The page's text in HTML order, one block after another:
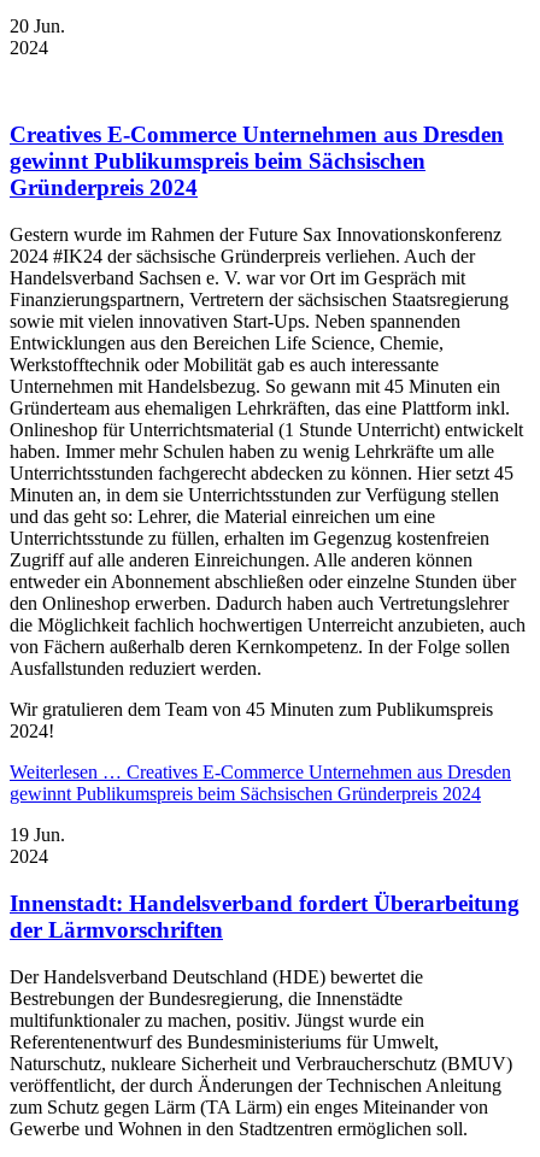
20 Jun.
2024
Creatives E-Commerce Unternehmen aus Dresden
gewinnt Publikumspreis beim Sächsischen
Gründerpreis 2024
Gestern wurde im Rahmen der Future Sax Innovationskonferenz
2024 #IK24 der sächsische Gründerpreis verliehen. Auch der
Handelsverband Sachsen e. V. war vor Ort im Gespräch mit
Finanzierungspartnern, Vertretern der sächsischen Staatsregierung
sowie mit vielen innovativen Start-Ups. Neben spannenden
Entwicklungen aus den Bereichen Life Science, Chemie,
Werkstofftechnik oder Mobilität gab es auch interessante
Unternehmen mit Handelsbezug. So gewann mit 45 Minuten ein
Gründerteam aus ehemaligen Lehrkräften, das eine Plattform inkl.
Onlineshop für Unterrichtsmaterial (1 Stunde Unterricht) entwickelt
haben. Immer mehr Schulen haben zu wenig Lehrkräfte um alle
Unterrichtsstunden fachgerecht abdecken zu können. Hier setzt 45
Minuten an, in dem sie Unterrichtsstunden zur Verfügung stellen
und das geht so: Lehrer, die Material einreichen um eine
Unterrichtsstunde zu füllen, erhalten im Gegenzug kostenfreien
Zugriff auf alle anderen Einreichungen. Alle anderen können
entweder ein Abonnement abschließen oder einzelne Stunden über
den Onlineshop erwerben. Dadurch haben auch Vertretungslehrer
die Möglichkeit fachlich hochwertigen Unterreicht anzubieten, auch
von Fächern außerhalb deren Kernkompetenz. In der Folge sollen
Ausfallstunden reduziert werden.
Wir gratulieren dem Team von 45 Minuten zum Publikumspreis
2024!
Weiterlesen … Creatives E-Commerce Unternehmen aus Dresden
gewinnt Publikumspreis beim Sächsischen Gründerpreis 2024
19 Jun.
2024
Innenstadt: Handelsverband fordert Überarbeitung
der Lärmvorschriften
Der Handelsverband Deutschland (HDE) bewertet die
Bestrebungen der Bundesregierung, die Innenstädte
multifunktionaler zu machen, positiv. Jüngst wurde ein
Referentenentwurf des Bundesministeriums für Umwelt,
Naturschutz, nukleare Sicherheit und Verbraucherschutz (BMUV)
veröffentlicht, der durch Änderungen der Technischen Anleitung
zum Schutz gegen Lärm (TA Lärm) ein enges Miteinander von
Gewerbe und Wohnen in den Stadtzentren ermöglichen soll.